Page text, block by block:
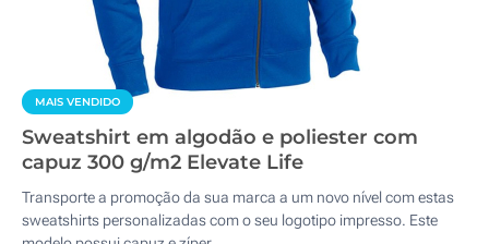
MAIS VENDIDO
Sweatshirt em algodão e poliester com
capuz 300 g/m2 Elevate Life
Transporte a promoção da sua marca a um novo nível com estas
sweatshirts personalizadas com o seu logotipo impresso. Este